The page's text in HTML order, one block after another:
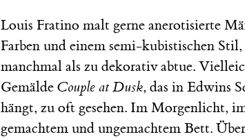
Louis Fratino malt gerne anerotisierte
Farben und einem semi-kubistischen
manchmal als zu dekorativ abtue.
Gemälde Couple at Dusk, das in Edwins
hängt, zu oft gesehen. Im Morgenlicht,
gemachtem und ungemachtem Bett.